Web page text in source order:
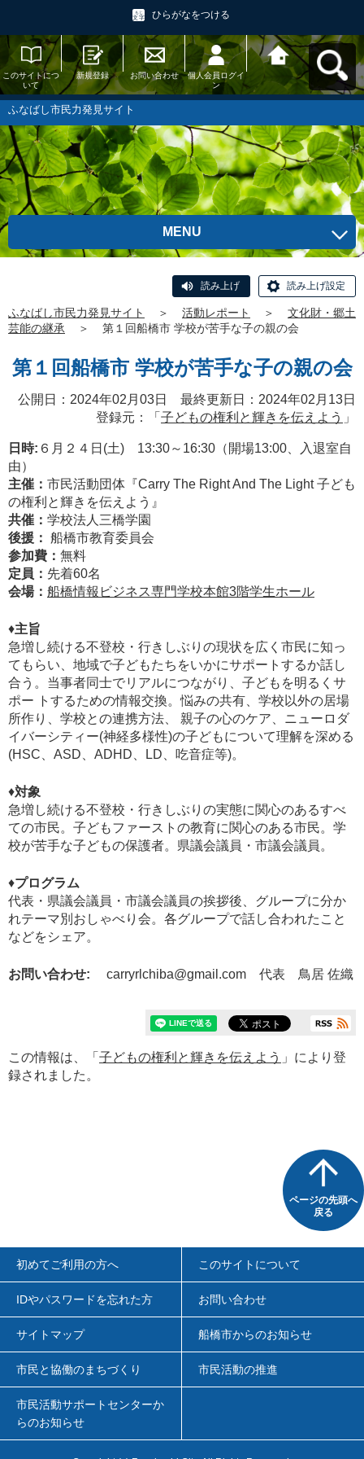
ひらがなをつける
このサイトにつ
いて
新規登録 お問い合わせ
個人会員ログイ
ン
ふなばし市民力
発見サイトへ戻
る
ふなばし市民力発見サイト
MENU
読み上げ 読み上げ設定
ふなばし市民力発見サイト ＞ 活動レポート ＞
文化財・郷土
芸能の継承
＞ 第１回船橋市 学校が苦手な子の親の会
第１回船橋市 学校が苦手な子の親の会
公開日：2024年02月03日 最終更新日：2024年02月13日
登録元：「 子どもの権利と輝きを伝えよう 」
日時: ６月２４日(土) 13:30～16:30（開場13:00、入退室自
由）
主催： 市民活動団体『Carry The Right And The Light 子ども
の権利と輝きを伝えよう』
共催： 学校法人三橋学園
後援： 船橋市教育委員会
参加費： 無料
定員： 先着60名
会場： 船橋情報ビジネス専門学校本館3階学生ホール
♦︎主旨
急増し続ける不登校・行きしぶりの現状を広く市民に知っ
てもらい、地域で子どもたちをいかにサポートするか話し
合う。当事者同士でリアルにつながり、子どもを明るくサ
ポー トするための情報交換。悩みの共有、学校以外の居場
所作り、学校との連携方法、 親子の心のケア、ニューロダ
イバーシティー(神経多様性)の子どもについて理解を深める
(HSC、ASD、ADHD、LD、吃音症等)。
♦︎対象
急増し続ける不登校・行きしぶりの実態に関心のあるすべ
ての市民。子どもファーストの教育に関心のある市民。学
校が苦手な子どもの保護者。県議会議員・市議会議員。
♦︎プログラム
代表・県議会議員・市議会議員の挨拶後、グループに分か
れテーマ別おしゃべり会。各グループで話し合われたこと
などをシェア。
お問い合わせ: carryrlchiba@gmail.com 代表 鳥居 佐織
この情報は、「 子どもの権利と輝きを伝えよう 」により登
録されました。
ページの先頭へ
戻る
初めてご利用の方へ このサイトについて
IDやパスワードを忘れた方 お問い合わせ
サイトマップ 船橋市からのお知らせ
市民と協働のまちづくり 市民活動の推進
市民活動サポートセンターか
らのお知らせ